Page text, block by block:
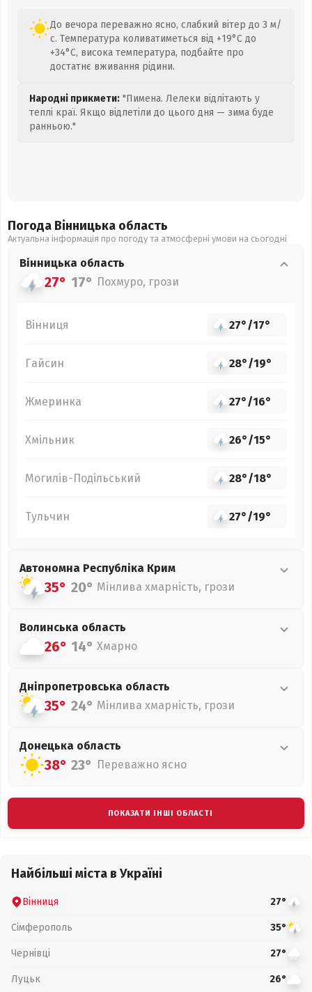
До вечора переважно ясно, слабкий вітер до 3 м/
с. Температура коливатиметься від +19°C до
+34°C, висока температура, подбайте про
достатнє вживання рідини.
Народні прикмети: "Пимена. Лелеки відлітають у
теплі краї. Якщо відлетіли до цього дня — зима буде
ранньою."
Погода Вінницька область
Актуальна інформація про погоду та атмосферні умови на сьогодні
Вінницька область
27° 17° Похмуро, грози
Вінниця 27°/17°
Гайсин 28°/19°
Жмеринка 27°/16°
Хмільник 26°/15°
Могилів-Подільський 28°/18°
Тульчин 27°/19°
Автономна Республіка Крим
35° 20° Мінлива хмарність, грози
Волинська область
26° 14° Хмарно
Дніпропетровська область
35° 24° Мінлива хмарність, грози
Донецька область
38° 23° Переважно ясно
ПОКАЗАТИ ІНШІ ОБЛАСТІ
Найбільші міста в Україні
Вінниця 27°
Сімферополь 35°
Чернівці 27°
Луцьк 26°